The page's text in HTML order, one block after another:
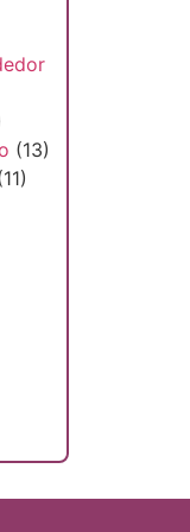
(13)